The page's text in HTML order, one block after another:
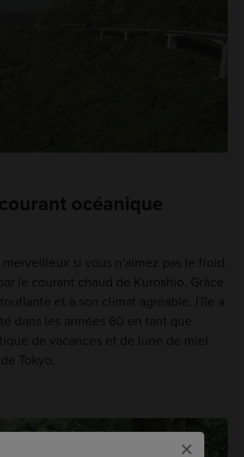
×
océanique
si vous n'aimez pas le froid.
le courant chaud de Kuroshio. Grâce
et à son climat agréable, l'île a
dans les années 60 en tant que
de vacances et de lune de miel
Tokyo.